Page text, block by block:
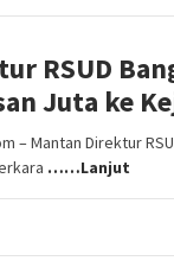
RSUD
Juta ke
– Mantan Direktur
……Lanjut